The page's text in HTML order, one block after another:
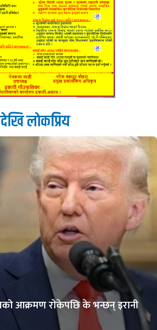
लाेकप्रिय
आक्रमण राेकेपछि के भन्छन् इरानी